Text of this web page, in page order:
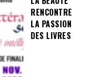
RENCONTRE
LA PASSION
DES LIVRES